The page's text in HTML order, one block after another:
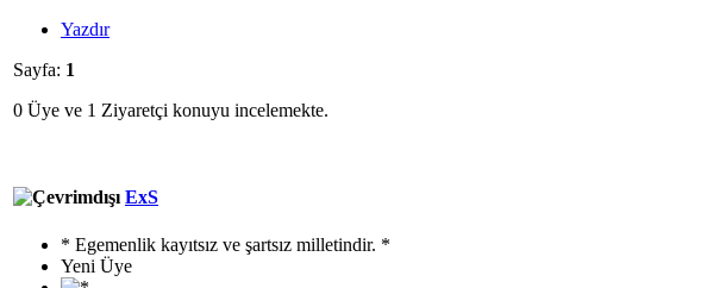
Yazdır
Sayfa: 1
0 Üye ve 1 Ziyaretçi konuyu incelemekte.
ExS
* Egemenlik kayıtsız ve şartsız milletindir. *
Yeni Üye